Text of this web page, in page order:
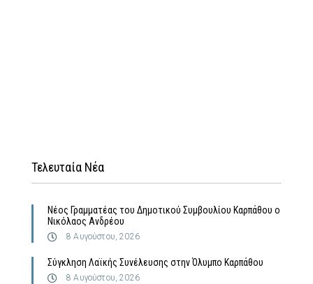
Τελευταία Νέα
Νέος Γραμματέας του Δημοτικού Συμβουλίου Καρπάθου ο
Νικόλαος Ανδρέου
8 Αυγούστου, 2026
Σύγκληση Λαϊκής Συνέλευσης στην Όλυμπο Καρπάθου
8 Αυγούστου, 2026